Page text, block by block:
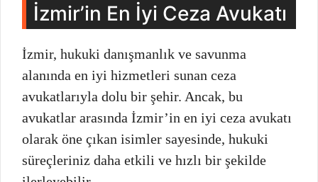
İzmir’in En İyi Ceza Avukatı
İzmir, hukuki danışmanlık ve savunma
alanında en iyi hizmetleri sunan ceza
avukatlarıyla dolu bir şehir. Ancak, bu
avukatlar arasında İzmir’in en iyi ceza avukatı
olarak öne çıkan isimler sayesinde, hukuki
süreçleriniz daha etkili ve hızlı bir şekilde